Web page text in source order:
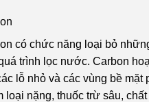
có chức năng loại bỏ
trình lọc nước. Carbon
lỗ nhỏ và các vùng bề mặt
loại nặng, thuốc trừ sâu,